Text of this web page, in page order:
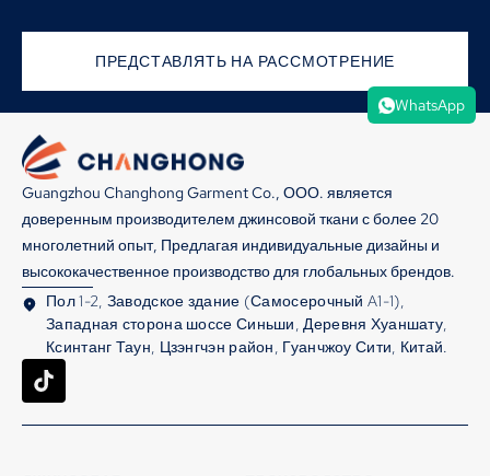
ПРЕДСТАВЛЯТЬ НА РАССМОТРЕНИЕ
Guangzhou Changhong Garment Co., ООО. является
доверенным производителем джинсовой ткани с более 20
многолетний опыт, Предлагая индивидуальные дизайны и
высококачественное производство для глобальных брендов.
Пол 1-2, Заводское здание (Самосерочный A1-1),
Западная сторона шоссе Синьши, Деревня Хуаншату,
Ксинтанг Таун, Цзэнгчэн район, Гуанчжоу Сити, Китай.
WhatsApp